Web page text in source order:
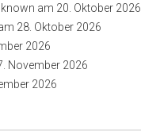
am 20. Oktober 2026
28. Oktober 2026
2026
November 2026
2026